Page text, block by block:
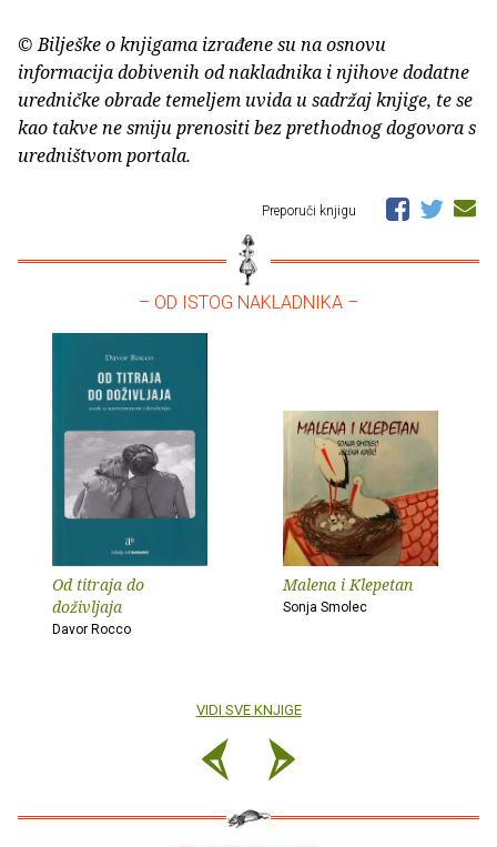
© Bilješke o knjigama izrađene su na osnovu
informacija dobivenih od nakladnika i njihove dodatne
uredničke obrade temeljem uvida u sadržaj knjige, te se
kao takve ne smiju prenositi bez prethodnog dogovora s
uredništvom portala.
Preporuči knjigu
– OD ISTOG NAKLADNIKA –
Od titraja do
doživljaja
Davor Rocco
Malena i Klepetan
Sonja Smolec
VIDI SVE KNJIGE